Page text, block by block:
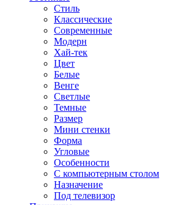
Стиль
Классические
Современные
Модерн
Хай-тек
Цвет
Белые
Венге
Светлые
Темные
Размер
Мини стенки
Форма
Угловые
Особенности
С компьютерным столом
Назначение
Под телевизор